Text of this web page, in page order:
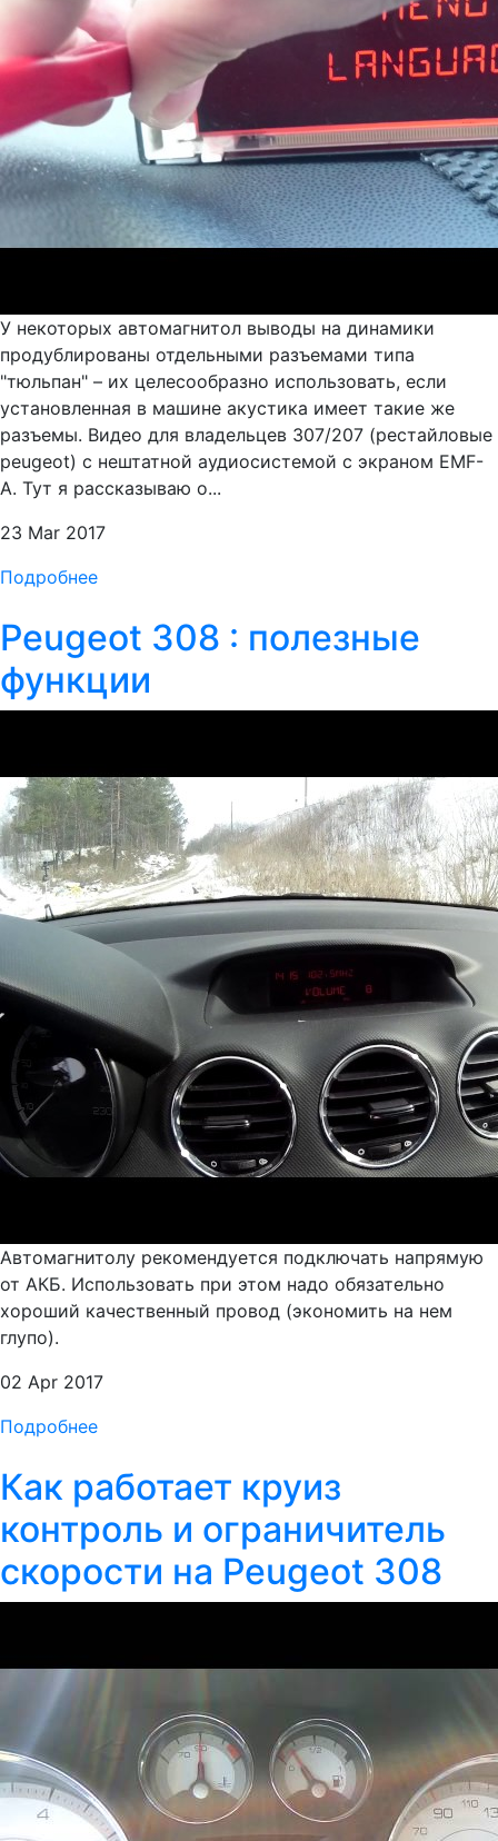
У некоторых автомагнитол выводы на динамики
продублированы отдельными разъемами типа
"тюльпан" – их целесообразно использовать, если
установленная в машине акустика имеет такие же
разъемы. Видео для владельцев 307/207 (рестайловые
peugeot) с нештатной аудиосистемой с экраном EMF-
A. Тут я рассказываю о...
23 Mar 2017
Подробнее
Peugeot 308 : полезные
функции
Автомагнитолу рекомендуется подключать напрямую
от АКБ. Использовать при этом надо обязательно
хороший качественный провод (экономить на нем
глупо).
02 Apr 2017
Подробнее
Как работает круиз
контроль и ограничитель
скорости на Peugeot 308